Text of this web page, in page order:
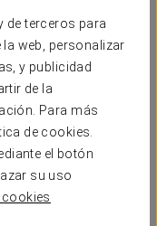
de terceros para
web, personalizar
y publicidad
de la
Para más
de cookies.
el botón
su uso
cookies